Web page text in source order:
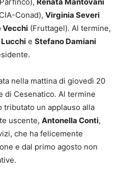
Conad), Virginia Severi
Vecchi (Fruttagel). Al termine,
Lucchi e Stefano Damiani
nella mattina di giovedì 20
di Cesenatico. Al termine
tributato un applauso alla
uscente, Antonella Conti,
che ha felicemente
e dal primo agosto non